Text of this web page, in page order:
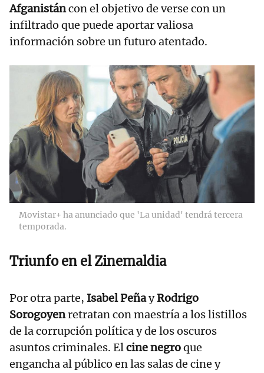
Afganistáncon el objetivo de verse con un
infiltrado que puede aportar valiosa
información sobre un futuro atentado.
Movistar+ ha anunciado que 'La unidad' tendrá tercera
temporada.
Triunfo en el Zinemaldia
Por otra parte, Isabel PeñayRodrigo
Sorogoyenretratan con maestría a los listillos
de la corrupción política y de los oscuros
asuntos criminales. Elcine negroque
engancha al público en las salas de cine y